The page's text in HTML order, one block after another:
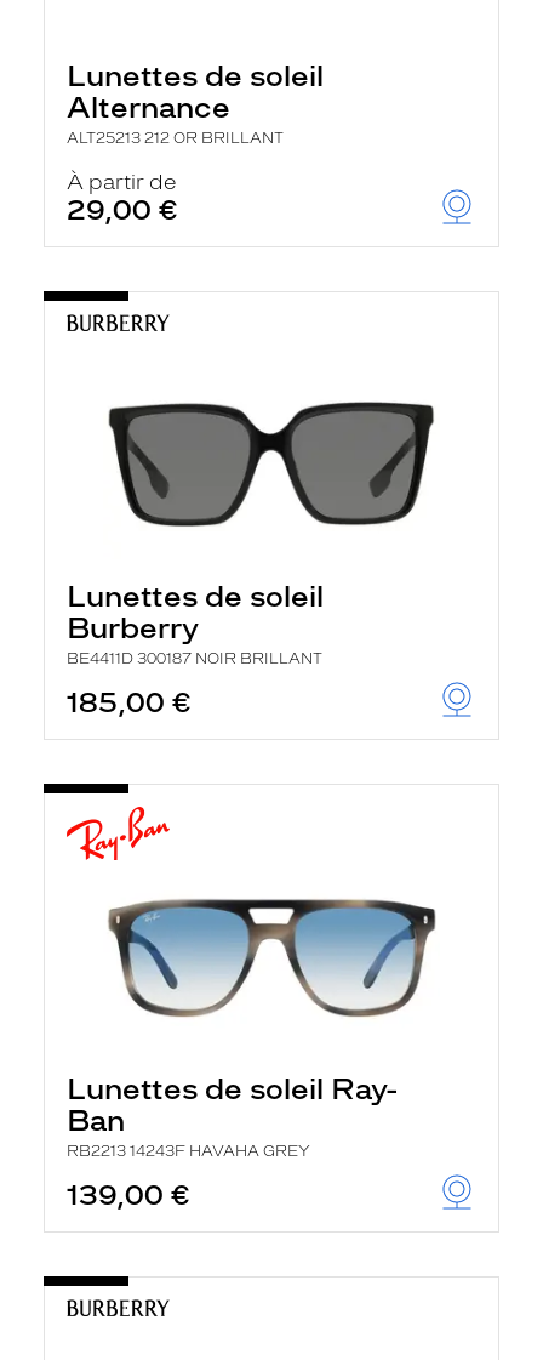
Lunettes de soleil
Alternance
ALT25213 212 OR BRILLANT
À partir de
29,00 €
Lunettes de soleil
Burberry
BE4411D 300187 NOIR BRILLANT
185,00 €
Lunettes de soleil Ray-
Ban
RB2213 14243F HAVAHA GREY
139,00 €